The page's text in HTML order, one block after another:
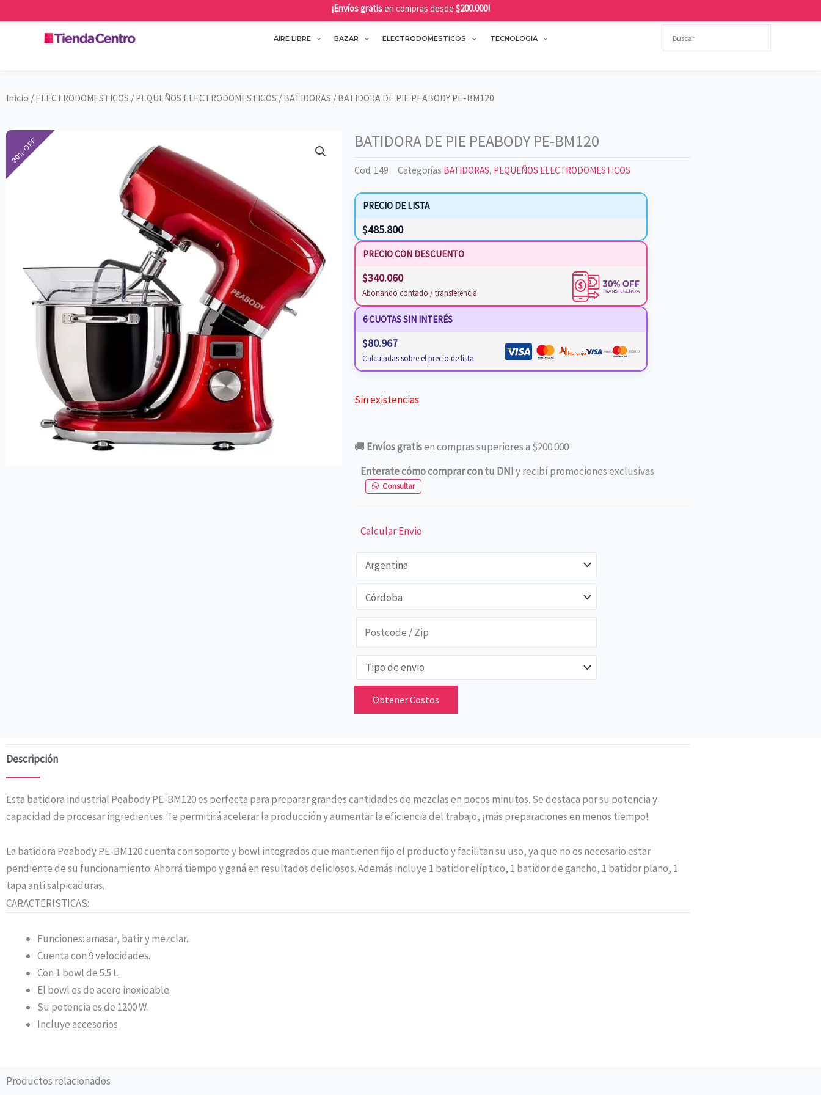
al
contenido
¡Envíos gratisen compras desde $200.000!
AIRE LIBRE BAZAR ELECTRODOMESTICOS TECNOLOGIA
Inicio / ELECTRODOMESTICOS / PEQUEÑOS ELECTRODOMESTICOS / BATIDORAS / BATIDORA DE PIE PEABODY PE-BM120
BATIDORA DE PIE PEABODY PE-BM120
Cod. 149 Categorías BATIDORAS, PEQUEÑOS ELECTRODOMESTICOS
PRECIO DE LISTA
$485.800
PRECIO CON DESCUENTO
$340.060
Abonando contado / transferencia
6 CUOTAS SIN INTERÉS
$80.967
Calculadas sobre el precio de lista
Sin existencias
🚚 Envíos gratisen compras superiores a $200.000
Enterate cómo comprar con tu DNIy recibí promociones exclusivas
Consultar
Calcular Envio
Obtener Costos
Descripción
Esta batidora industrial Peabody PE-BM120 es perfecta para preparar grandes cantidades de mezclas en pocos minutos. Se destaca por su potencia y
capacidad de procesar ingredientes. Te permitirá acelerar la producción y aumentar la eficiencia del trabajo, ¡más preparaciones en menos tiempo!
La batidora Peabody PE-BM120 cuenta con soporte y bowl integrados que mantienen fijo el producto y facilitan su uso, ya que no es necesario estar
pendiente de su funcionamiento. Ahorrá tiempo y ganá en resultados deliciosos. Además incluye 1 batidor elíptico, 1 batidor de gancho, 1 batidor plano, 1
tapa anti salpicaduras.
CARACTERISTICAS:
Funciones: amasar, batir y mezclar.
Cuenta con 9 velocidades.
Con 1 bowl de 5.5 L.
El bowl es de acero inoxidable.
Su potencia es de 1200 W.
Incluye accesorios.
Productos relacionados